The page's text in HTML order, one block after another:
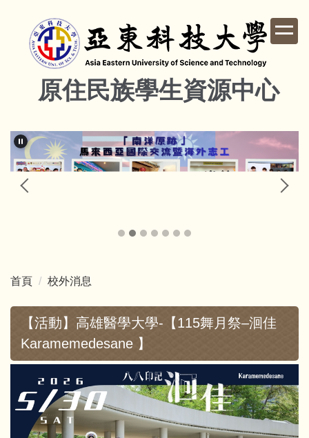
原住民族學生資源中心
首頁 校外消息
【活動】高雄醫學大學-【115舞月祭–洄佳
Karamemedesane 】